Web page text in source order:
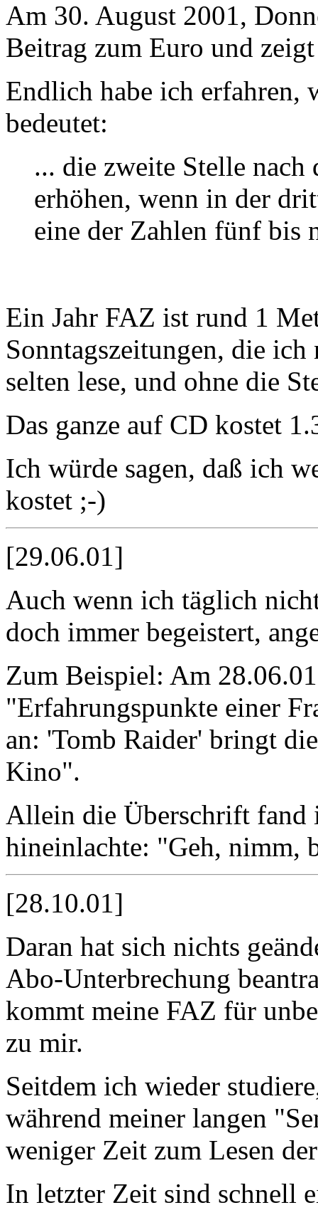
Am 30. August 2001,
Beitrag zum Euro und
Endlich habe ich erfahren,
bedeutet:
... die zweite Stelle
erhöhen, wenn in der
eine der Zahlen fünf bis
Ein Jahr FAZ ist rund 1
Sonntagszeitungen, die
selten lese, und ohne die
Das ganze auf CD kostet
Ich würde sagen, daß ich
kostet ;-)
[29.06.01]
Auch wenn ich täglich
doch immer begeistert,
Zum Beispiel: Am
"Erfahrungspunkte einer
an: 'Tomb Raider' bringt
Kino".
Allein die Überschrift fand
hineinlachte: "Geh, nimm,
[28.10.01]
Daran hat sich nichts
Abo-Unterbrechung
kommt meine FAZ für
zu mir.
Seitdem ich wieder
während meiner langen
weniger Zeit zum Lesen
In letzter Zeit sind schnell